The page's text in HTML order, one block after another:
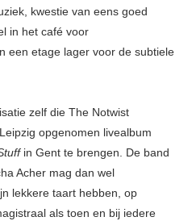
kwestie van eens goed
in het café voor
een etage lager voor de subtiele
zelf die The Notwist
opgenomen livealbum
in Gent te brengen. De band
Acher mag dan wel
lekkere taart hebben, op
als toen en bij iedere